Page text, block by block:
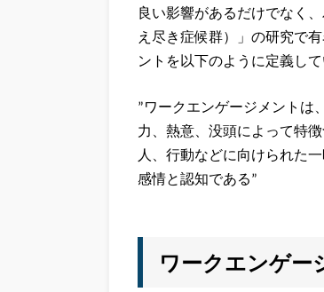
良い影響があるだけでなく
え尽き症候群）」の研究で
ントを以下のように定義して
”ワークエンゲージメントは
力、熱意、没頭によって特
人、行動などに向けられた
感情と認知である”
ワークエンゲー